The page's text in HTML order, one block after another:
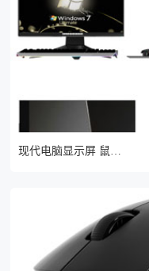
现代电脑显示屏 鼠标键盘3d模型